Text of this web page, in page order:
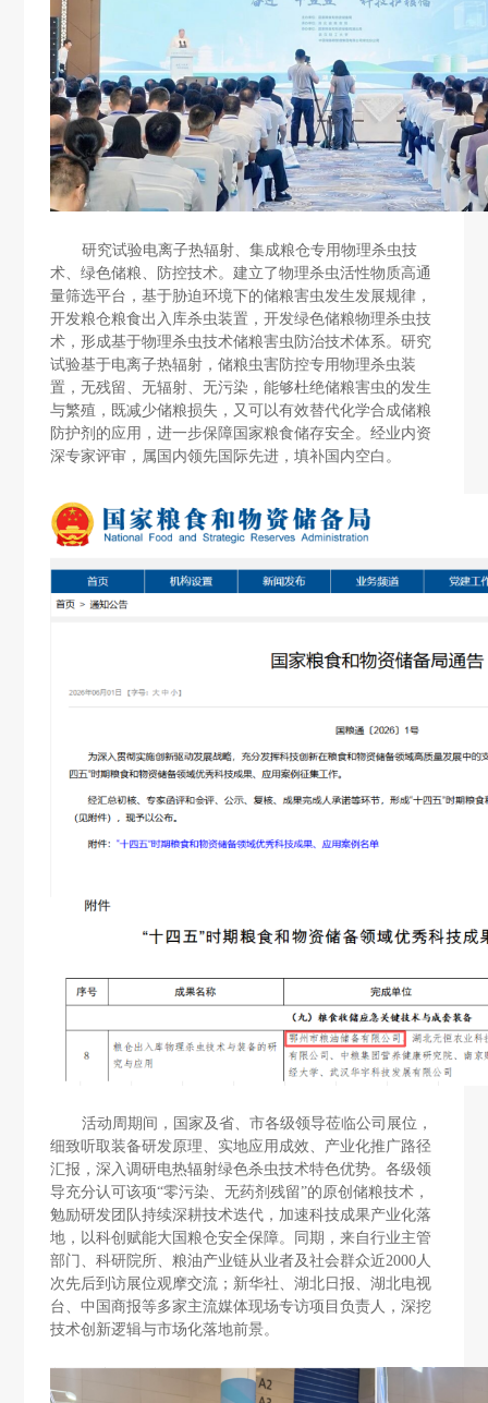
研究试验电离子热辐射、集成粮仓专用物理杀虫技
术、绿色储粮、防控技术。建立了物理杀虫活性物质高通
量筛选平台，基于胁迫环境下的储粮害虫发生发展规律，
开发粮仓粮食出入库杀虫装置，开发绿色储粮物理杀虫技
术，形成基于物理杀虫技术储粮害虫防治技术体系。研究
试验基于电离子热辐射，储粮虫害防控专用物理杀虫装
置，无残留、无辐射、无污染，能够杜绝储粮害虫的发生
与繁殖，既减少储粮损失，又可以有效替代化学合成储粮
防护剂的应用，进一步保障国家粮食储存安全。经业内资
深专家评审，属国内领先国际先进，填补国内空白。
活动周期间，国家及省、市各级领导莅临公司展位，
细致听取装备研发原理、实地应用成效、产业化推广路径
汇报，深入调研电热辐射绿色杀虫技术特色优势。各级领
导充分认可该项“零污染、无药剂残留”的原创储粮技术，
勉励研发团队持续深耕技术迭代，加速科技成果产业化落
地，以科创赋能大国粮仓安全保障。同期，来自行业主管
部门、科研院所、粮油产业链从业者及社会群众近2000人
次先后到访展位观摩交流；新华社、湖北日报、湖北电视
台、中国商报等多家主流媒体现场专访项目负责人，深挖
技术创新逻辑与市场化落地前景。